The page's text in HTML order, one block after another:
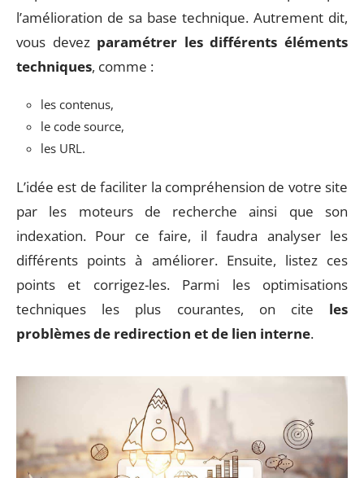
l’amélioration de sa base technique. Autrement dit,
vous devez paramétrer les différents éléments
techniques, comme :
les contenus,
le code source,
les URL.
L’idée est de faciliter la compréhension de votre site
par les moteurs de recherche ainsi que son
indexation. Pour ce faire, il faudra analyser les
différents points à améliorer. Ensuite, listez ces
points et corrigez-les. Parmi les optimisations
techniques les plus courantes, on cite les
problèmes de redirection et de lien interne.